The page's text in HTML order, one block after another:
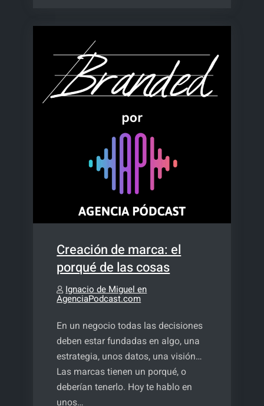
Creación de marca: el
porqué de las cosas
Ignacio de Miguel en
AgenciaPodcast.com
En un negocio todas las decisiones
deben estar fundadas en algo, una
estrategia, unos datos, una visión…
Las marcas tienen un porqué, o
deberían tenerlo. Hoy te hablo en
unos…